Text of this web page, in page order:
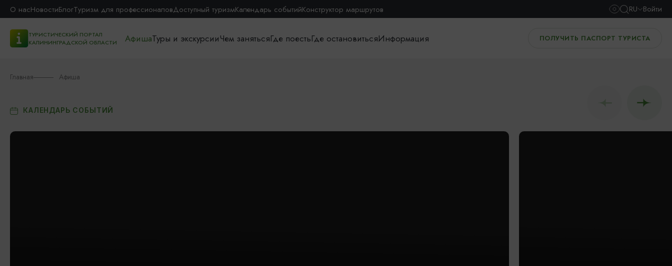
О насНовостиБлогТуризм для профессионаловДоступный туризмКалендарь событийКонструктор маршрутов RU Войти
ТУРИСТИЧЕСКИЙ ПОРТАЛ
КАЛИНИНГРАДСКОЙ ОБЛАСТИ
АфишаТуры и экскурсииЧем занятьсяГде поестьГде остановитьсяИнформация ПОЛУЧИТЬ ПАСПОРТ ТУРИСТА
Главная Афиша
КАЛЕНДАРЬ СОБЫТИЙ